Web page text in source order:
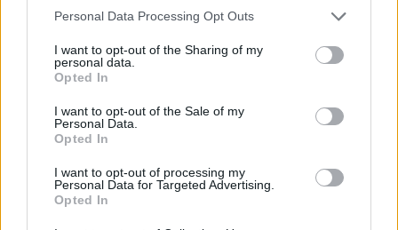
Personal Data Processing Opt Outs
I want to opt-out of the Sharing of my
personal data.
Opted In
I want to opt-out of the Sale of my
Personal Data.
Opted In
I want to opt-out of processing my
Personal Data for Targeted Advertising.
Opted In
ΣΤΗΝ ΙΔΙΑ ΚΑΤΗΓΟΡΙΑ
Ο Μπρούκλιν Μπέκαμ έβρασε
τρολάρισμα online
καταλληλότητα του νερού, με σχόλια
όπως «τα πόδια του δεν ήταν μέσα σε